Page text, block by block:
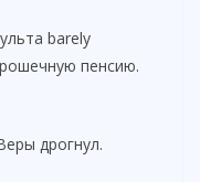
barely
пенсию.
дрогнул.